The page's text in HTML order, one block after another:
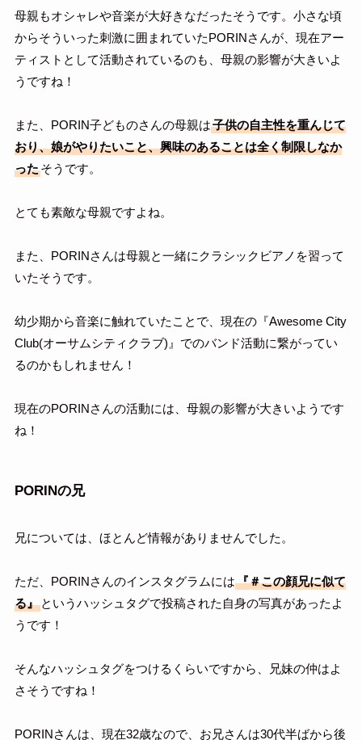
母親もオシャレや音楽が大好きなだったそうです。小さな頃
からそういった刺激に囲まれていたPORINさんが、現在アー
ティストとして活動されているのも、母親の影響が大きいよ
うですね！
また、PORIN子どものさんの母親は子供の自主性を重んじて
おり、娘がやりたいこと、興味のあることは全く制限しなか
ったそうです。
とても素敵な母親ですよね。
また、PORINさんは母親と一緒にクラシックビアノを習って
いたそうです。
幼少期から音楽に触れていたことで、現在の『Awesome City
Club(オーサムシティクラブ)』でのバンド活動に繋がってい
るのかもしれません！
現在のPORINさんの活動には、母親の影響が大きいようです
ね！
PORINの兄
兄については、ほとんど情報がありませんでした。
ただ、PORINさんのインスタグラムには『＃この顔兄に似て
る』というハッシュタグで投稿された自身の写真があったよ
うです！
そんなハッシュタグをつけるくらいですから、兄妹の仲はよ
さそうですね！
PORINさんは、現在32歳なので、お兄さんは30代半ばから後